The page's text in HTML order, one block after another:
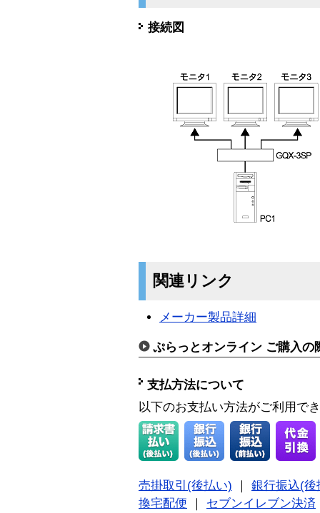
接続図
関連リンク
メーカー製品詳細
ぷらっとオンライン ご購入の
支払方法について
以下のお支払い方法がご利用で
売掛取引(後払い) ｜ 銀行振込(後
換宅配便 ｜ セブンイレブン決済